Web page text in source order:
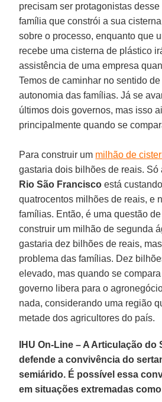
precisam ser protagonistas
família que constrói a sua
sobre o processo, enquanto que
recebe uma cisterna de plástico
assistência de uma empresa
Temos de caminhar no sentido
autonomia das famílias. Já se
últimos dois governos, mas isso
principalmente quando se
Para construir um milhão de
gastaria dois bilhões de reais.
Rio São Francisco está
quatrocentos milhões de reais, e
famílias. Então, é uma questão
construir um milhão de segunda
gastaria dez bilhões de reais,
problema das famílias. Dez
elevado, mas quando se
governo libera para o
nada, considerando uma região
metade dos agricultores do país.
IHU On-Line – A Articulação do
defende a convivência do
semiárido. É possível essa
em situações extremadas